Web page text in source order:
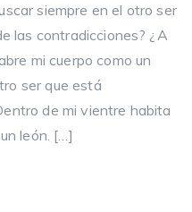
siempre en el otro ser
las contradicciones? ¿A
mi cuerpo como un
ser que está
de mi vientre habita
león. […]